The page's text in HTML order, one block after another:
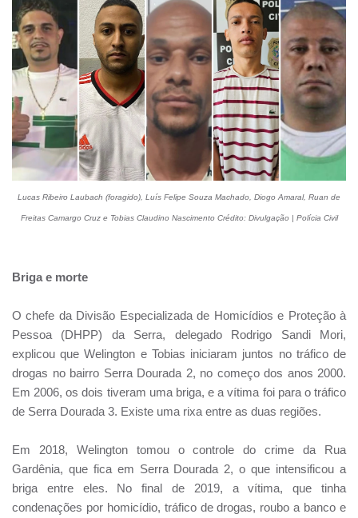
Lucas Ribeiro Laubach (foragido), Luís Felipe Souza Machado, Diogo Amaral, Ruan de
Freitas Camargo Cruz e Tobias Claudino Nascimento Crédito: Divulgação | Polícia Civil
Briga e morte
O chefe da Divisão Especializada de Homicídios e Proteção à
Pessoa (DHPP) da Serra, delegado Rodrigo Sandi Mori,
explicou que Welington e Tobias iniciaram juntos no tráfico de
drogas no bairro Serra Dourada 2, no começo dos anos 2000.
Em 2006, os dois tiveram uma briga, e a vítima foi para o tráfico
de Serra Dourada 3. Existe uma rixa entre as duas regiões.
Em 2018, Welington tomou o controle do crime da Rua
Gardênia, que fica em Serra Dourada 2, o que intensificou a
briga entre eles. No final de 2019, a vítima, que tinha
condenações por homicídio, tráfico de drogas, roubo a banco e